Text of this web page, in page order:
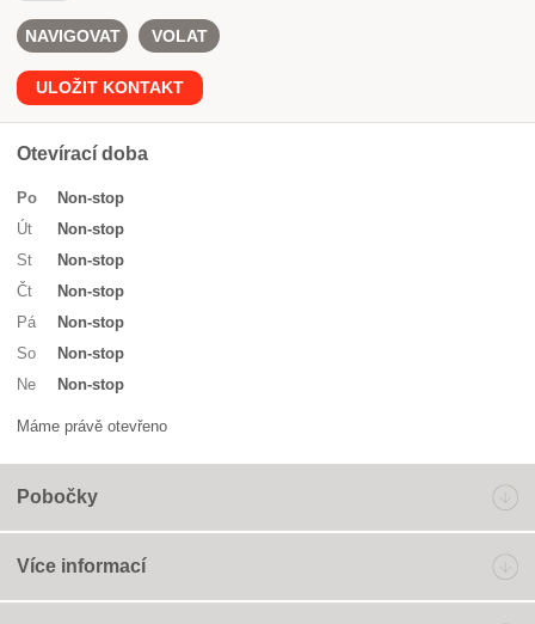
NAVIGOVAT VOLAT
ULOŽIT KONTAKT
Otevírací doba
Po
Non-stop
Út
Non-stop
St
Non-stop
Čt
Non-stop
Pá
Non-stop
So
Non-stop
Ne
Non-stop
Máme právě otevřeno
Pobočky
Více informací